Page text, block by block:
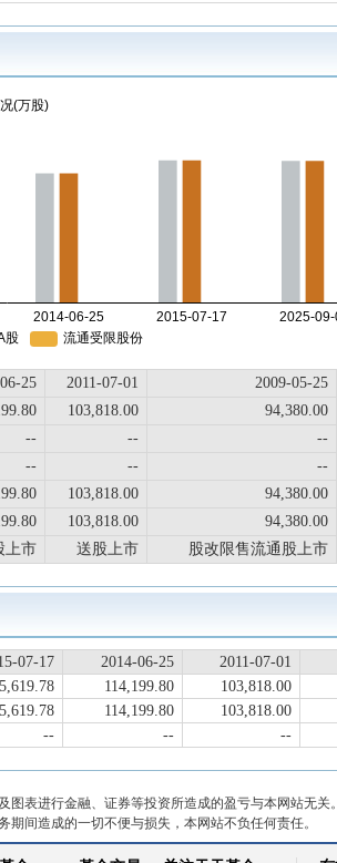
25 2011-07-01 2009-05-25
103,818.00 94,380.00
-- -- --
-- -- --
103,818.00 94,380.00
103,818.00 94,380.00
上市 送股上市 股改限售流通股上市
07-17 2014-06-25 2011-07-01
114,199.80 103,818.00
114,199.80 103,818.00
-- -- --
表进行金融、证券等投资所造成的盈亏与本网站无
间造成的一切不便与损失，本网站不负任何责任。